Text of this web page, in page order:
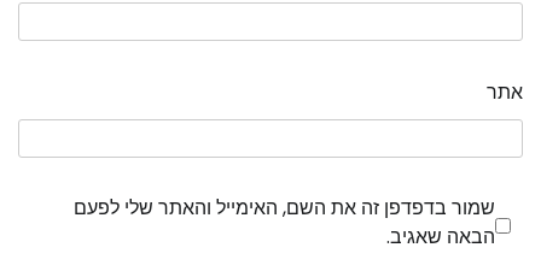
אתר
שמור בדפדפן זה את השם, האימייל והאתר שלי לפעם
הבאה שאגיב.